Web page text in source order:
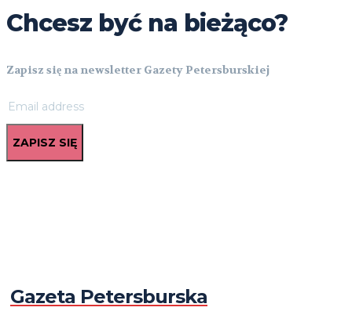
Chcesz być na bieżąco?
Zapisz się na newsletter Gazety Petersburskiej
ZAPISZ SIĘ
Gazeta Petersburska